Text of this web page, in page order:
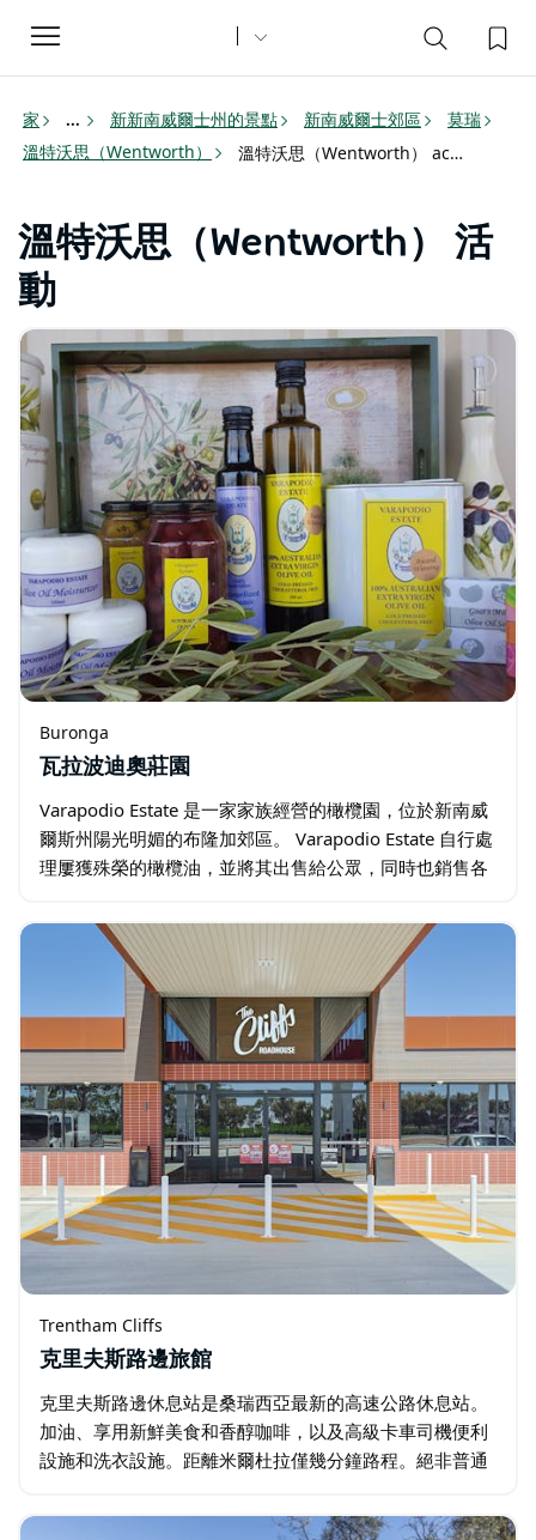
Toggle
navigation
家 ... 新新南威爾士州的景點 新南威爾士郊區
莫瑞
溫特沃思（Wentworth）
溫特沃思（Wentworth） activities
溫特沃思（Wentworth） 活
動
Buronga
瓦拉波迪奧莊園
Varapodio Estate 是一家家族經營的橄欖園，位於新南威
爾斯州陽光明媚的布隆加郊區。 Varapodio Estate 自行處
理屢獲殊榮的橄欖油，並將其出售給公眾，同時也銷售各
Trentham Cliffs
克里夫斯路邊旅館
克里夫斯路邊休息站是桑瑞西亞最新的高速公路休息站。
加油、享用新鮮美食和香醇咖啡，以及高級卡車司機便利
設施和洗衣設施。距離米爾杜拉僅幾分鐘路程。絕非普通